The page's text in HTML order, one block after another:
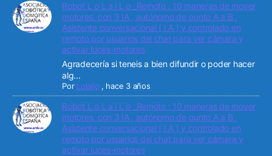
Robot L o L a i L o _Remoto : 10 maneras de mover
motores. con 3 IA , autónomo de punto A a B ,
Asistente conversacional ( I A ) y controlado en
remoto por usuarios del chat para ver cámara y
activar luces-motores
Agradecería si teneis a bien difundir o poder hacer
alg...
Por Lolailo , hace 3 años
Robot L o L a i L o _Remoto : 10 maneras de mover
motores. con 3 IA , autónomo de punto A a B ,
Asistente conversacional ( I A ) y controlado en
remoto por usuarios del chat para ver cámara y
activar luces-motores